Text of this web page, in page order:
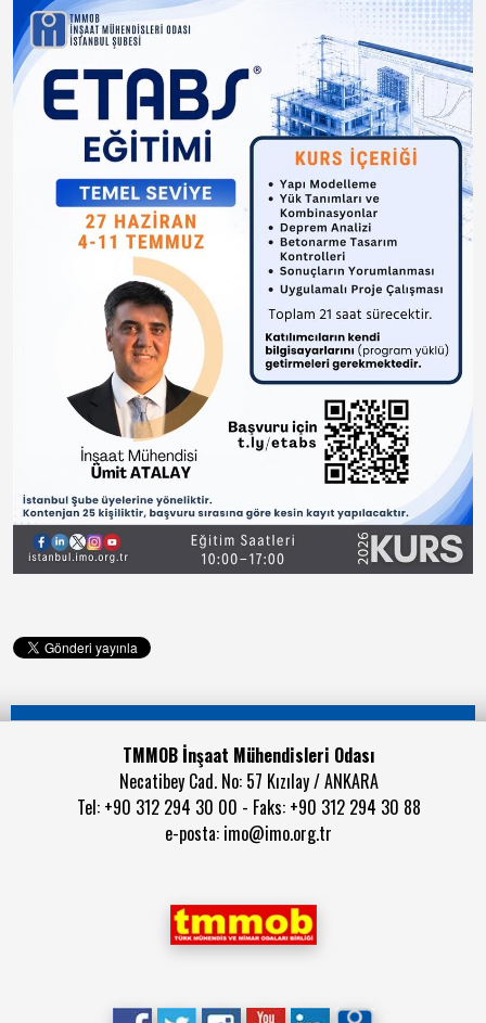
TMMOB İnşaat Mühendisleri Odası
Necatibey Cad. No: 57 Kızılay / ANKARA
Tel: +90 312 294 30 00 - Faks: +90 312 294 30 88
e-posta: imo@imo.org.tr